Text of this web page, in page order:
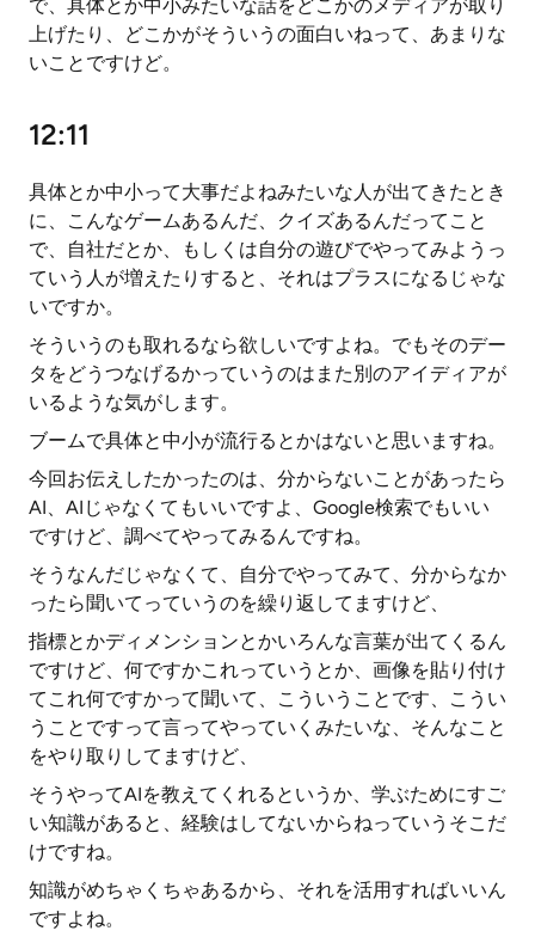
で、具体とか中小みたいな話をどこかのメディアが取り
上げたり、どこかがそういうの面白いねって、あまりな
いことですけど。
12:11
具体とか中小って大事だよねみたいな人が出てきたとき
に、こんなゲームあるんだ、クイズあるんだってこと
で、自社だとか、もしくは自分の遊びでやってみようっ
ていう人が増えたりすると、それはプラスになるじゃな
いですか。
そういうのも取れるなら欲しいですよね。でもそのデー
タをどうつなげるかっていうのはまた別のアイディアが
いるような気がします。
ブームで具体と中小が流行るとかはないと思いますね。
今回お伝えしたかったのは、分からないことがあったら
AI、AIじゃなくてもいいですよ、Google検索でもいい
ですけど、調べてやってみるんですね。
そうなんだじゃなくて、自分でやってみて、分からなか
ったら聞いてっていうのを繰り返してますけど、
指標とかディメンションとかいろんな言葉が出てくるん
ですけど、何ですかこれっていうとか、画像を貼り付け
てこれ何ですかって聞いて、こういうことです、こうい
うことですって言ってやっていくみたいな、そんなこと
をやり取りしてますけど、
そうやってAIを教えてくれるというか、学ぶためにすご
い知識があると、経験はしてないからねっていうそこだ
けですね。
知識がめちゃくちゃあるから、それを活用すればいいん
ですよね。